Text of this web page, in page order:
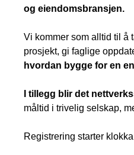
og eiendomsbransjen.
Vi kommer som alltid til å
prosjekt, gi faglige
hvordan bygge for en
I tillegg blir det
måltid i trivelig selskap,
Registrering starter